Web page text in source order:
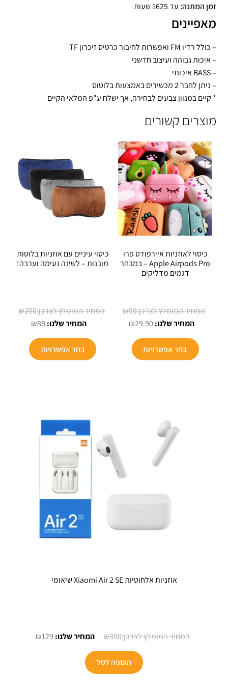
זמן המתנה: עד 1625 שעות
מאפיינים
– כולל רדיו FM ואפשרות לחיבור כרטיס זיכרון TF
– איכות גבוהה ועיצוב חדשני
– BASS איכותי
– ניתן לחבר 2 מכשירים באמצעות בלוטוס
* קיים במגוון צבעים לבחירה, אך ישלח ע"פ המלאי הקיים
מוצרים קשורים
כיסוי לאוזניות איירפודס פרו
Apple Airpods Pro – במבחר
דגמים מדליקים
₪99 המחיר
₪29.90
בחר אפשרויות
למוצר
האפשרויות
בעמוד
המוצר
כיסוי עיניים עם אוזניות בלוטות
מובנות – לשינה נעימה וערבה!
₪200
₪88 המחיר
הוא:
בחר אפשרויות
אוזניות אלחוטיות Xiaomi Air 2 SE שיאומי
₪300
המחיר
המקורי
היה:
₪300.
₪129
הוספה לסל